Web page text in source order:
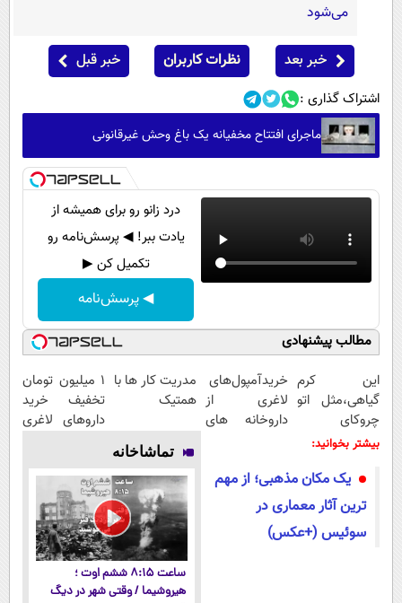
می‌شود
خبر بعد نظرات کاربران خبر قبل
اشتراک گذاری :
ماجرای افتتاح مخفیانه یک باغ وحش غیرقانونی
درد زانو رو برای همیشه از
یادت ببر! ◀ پرسش‌نامه رو
تکمیل کن ▶
◀ پرسش‌نامه
مطالب پیشنهادی
این کرم
گیاهی،مثل اتو
چروکای
پوستتوصاف
خریدآمپول‌های
لاغری از
داروخانه های
پک یخ!
مدریت کار ها با
همتیک
1 میلیون تومان
تخفیف خرید
داروهای لاغری
یخ!
بیشتر بخوانید:
یک مکان مذهبی؛ از مهم
ترین آثار معماری در
سوئیس (+عکس)
تماشاخانه
ساعت ۸:۱۵ ششم اوت ؛
هیروشیما / وقتی شهر در دیگ